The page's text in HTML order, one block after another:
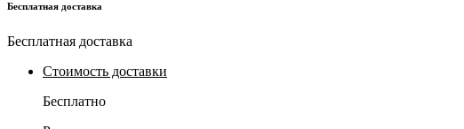
Бесплатная доставка
Бесплатная доставка
Стоимость доставки
Бесплатно